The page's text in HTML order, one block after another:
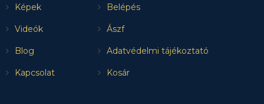
Képek
Videók
Blog
Kapcsolat
Belépés
Ászf
Adatvédelmi tájékoztató
Kosár